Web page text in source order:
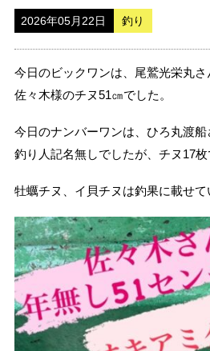
2026年05月22日 釣り
今日のビックワンは、尾鷲光栄丸さ
佐々木様のチヌ51㎝でした。
今日のナンバーワンは、ひろ丸渡船
釣り人記名無しでしたが、チヌ17枚
牡蠣チヌ、イ貝チヌは釣果に載せて